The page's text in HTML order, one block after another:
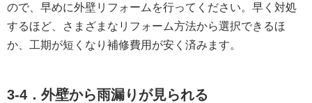
ので、早めに外壁リフォームを行ってください。早く対処
するほど、さまざまなリフォーム方法から選択できるほ
か、工期が短くなり補修費用が安く済みます。
3-4．外壁から雨漏りが見られる